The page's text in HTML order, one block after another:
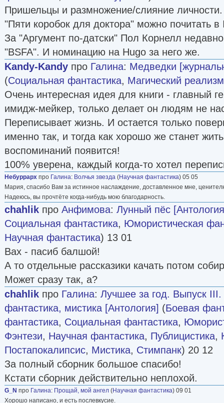
Пришельцы и размножение/слияние
"Пяти коробок для доктора" можно почитать
За "Аргумент по-датски" Пол Корнелл
"BSFA". И номинацию на Hugo за него же.
Kandy-Kandy про Галина: Медведки
(Социальная фантастика, Магический реализм
Очень интересная идея для книги - главный
имидж-мейкер, только делает он людям не
Переписывает жизнь. И остается только
именно так, и тогда как хорошо же станет
воспоминаний появится!
100% уверена, каждый когда-то хотел
Небуррарх про Галина: Волчья звезда (Научная фантастика) 05 05
Мария, спасибо Вам за истинное наслаждение, доставленное мне,
Надеюсь, вы прочтёте когда-нибудь мою благодарность.
chahlik про Анфимова: Лунный пёс
Социальная фантастика, Юмористическая
Научная фантастика) 13 01
Вах - пасиб балшой!
А то отдельные рассказики качать потом
Может сразу так, а?
chahlik про Галина: Лучшее за год. Выпуск III.
фантастика, мистика [Антология] (Боевая
фантастика, Социальная фантастика,
Фэнтези, Научная фантастика, Публицистика,
Постапокалипсис, Мистика, Стимпанк) 20 12
За полный сборник большое спасибо!
Кстати сборник действительно неплохой.
G_N про Галина: Прощай, мой ангел (Научная фантастика) 09 01
Хорошо написано, и есть послевкусие.